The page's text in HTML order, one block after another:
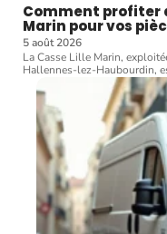
Comment profiter
Marin pour vos
5 août 2026
La Casse Lille Marin,
Hallennes-lez-Haubourdin,